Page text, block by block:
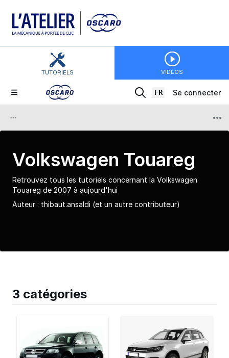
TUTORIELS VIDÉOS
FR Se connecter
Volkswagen Touareg
Retrouvez tous les tutoriels concernant la Volkswagen
Touareg de 2007 à aujourd'hui
Auteur : thibaut.ansaldi (et un autre contributeur)
3 catégories